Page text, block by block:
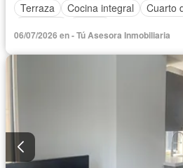
Terraza
Cocina integral Cuarto
Acceso para personas con
Caseta de vigilancia
Solo familias
Permite niños
06/07/2026 en - Tú Asesora Inmobiliaria